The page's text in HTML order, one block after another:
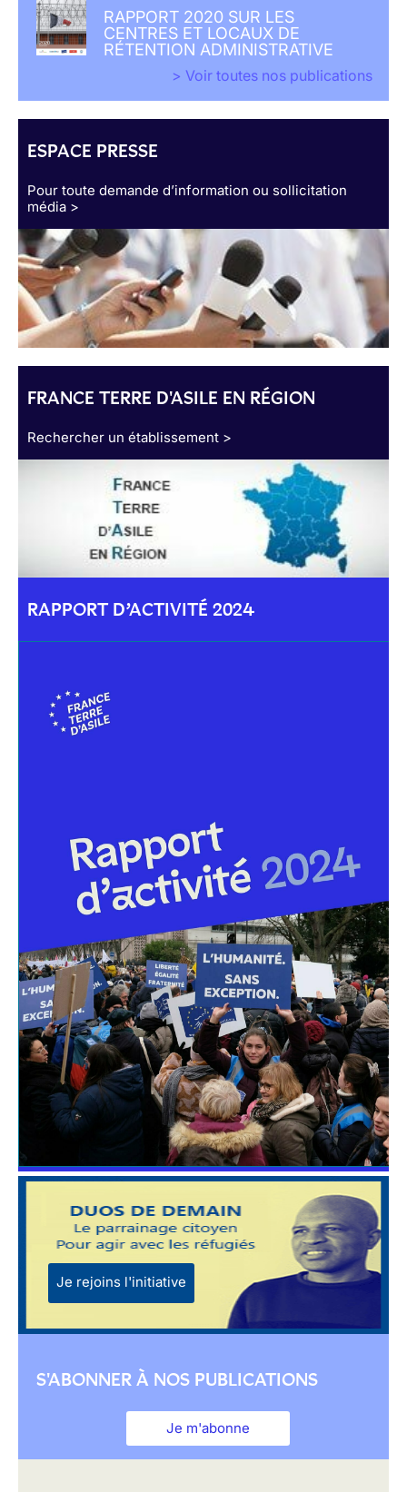
RAPPORT 2020 SUR LES
CENTRES ET LOCAUX DE
RÉTENTION ADMINISTRATIVE
> Voir toutes nos publications
ESPACE PRESSE
Pour toute demande d’information ou sollicitation
média >
FRANCE TERRE D'ASILE EN RÉGION
Rechercher un établissement >
RAPPORT D’ACTIVITÉ 2024
Je rejoins l'initiative
S'ABONNER À NOS PUBLICATIONS
Je m'abonne